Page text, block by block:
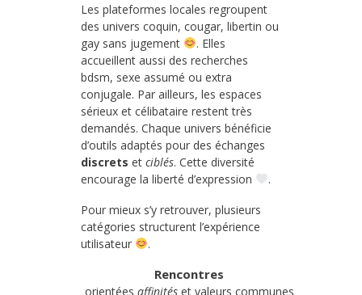
Les plateformes locales regroupent
des univers coquin, cougar, libertin ou
gay sans jugement
. Elles
accueillent aussi des recherches
bdsm, sexe assumé ou extra
conjugale. Par ailleurs, les espaces
sérieux et célibataire restent très
demandés. Chaque univers bénéficie
d’outils adaptés pour des échanges
discrets et ciblés. Cette diversité
encourage la liberté d’expression
.
Pour mieux s’y retrouver, plusieurs
catégories structurent l’expérience
utilisateur
.
Rencontres
orientées affinitéset valeurs communes